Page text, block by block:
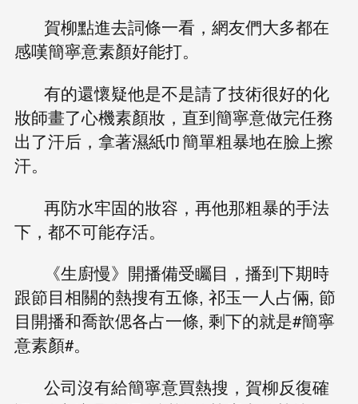
賀柳點進去詞條一看，網友們大多都在
感嘆簡寧意素顏好能打。
有的還懷疑他是不是請了技術很好的化
妝師畫了心機素顏妝，直到簡寧意做完任務
出了汗后，拿著濕紙巾簡單粗暴地在臉上擦
汗。
再防水牢固的妝容，再他那粗暴的手法
下，都不可能存活。
《生廚慢》開播備受矚目，播到下期時
跟節目相關的熱搜有五條, 祁玉一人占倆, 節
目開播和喬歆偲各占一條, 剩下的就是#簡寧
意素顏#。
公司沒有給簡寧意買熱搜，賀柳反復確